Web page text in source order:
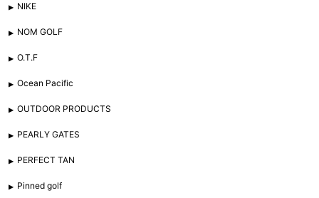
NIKE
NOM GOLF
O.T.F
Ocean Pacific
OUTDOOR PRODUCTS
PEARLY GATES
PERFECT TAN
Pinned golf